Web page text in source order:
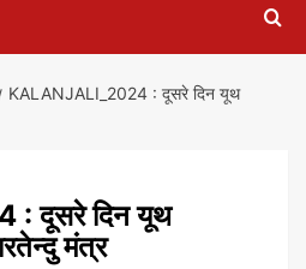
KALANJALI_2024 : दूसरे दिन यूथ
दूसरे दिन यूथ
मंत्र